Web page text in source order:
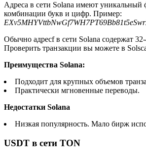
Адреса в сети Solana имеют уникальный
комбинации букв и цифр. Пример:
Обычно адресf в сети Solana содержат
Проверить транзакции вы можете в
Преимущества Solana:
Подходит для крупных объемов
Практически мгновенные переводы.
Недостатки Solana
Низкая популярность. Мало бирж
USDT в сети TON